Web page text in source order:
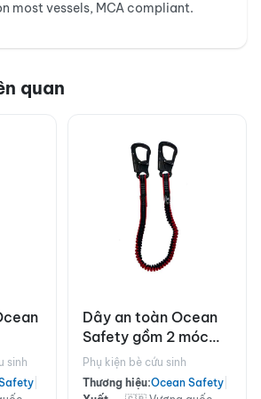
most vessels, MCA compliant.
quan
sinh
Dây an toàn Ocean
Safety gồm 2 móc
bằng nhôm
Phụ kiện bè cứu sinh
Thương hiệu:Ocean Safety